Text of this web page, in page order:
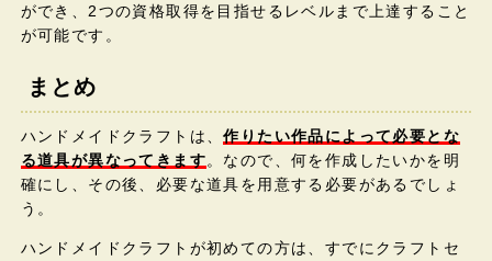
ができ、2つの資格取得を目指せるレベルまで上達すること
が可能です。
まとめ
ハンドメイドクラフトは、作りたい作品によって必要とな
る道具が異なってきます。なので、何を作成したいかを明
確にし、その後、必要な道具を用意する必要があるでしょ
う。
ハンドメイドクラフトが初めての方は、すでにクラフトセ